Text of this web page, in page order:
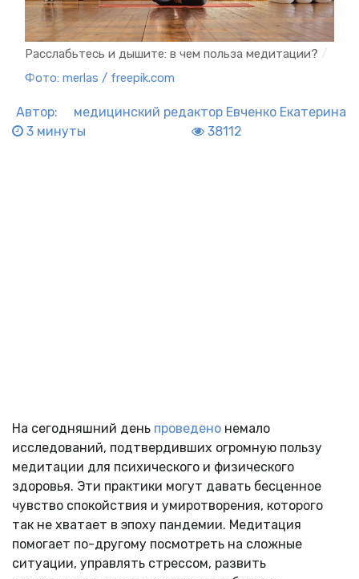
Расслабьтесь и дышите: в чем польза медитации? /
Фото: merlas / freepik.com
Автор: медицинский редактор Евченко Екатерина
3 минуты
38112
На сегодняшний день проведено немало
исследований, подтвердивших огромную пользу
медитации для психического и физического
здоровья. Эти практики могут давать бесценное
чувство спокойствия и умиротворения, которого
так не хватает в эпоху пандемии. Медитация
помогает по-другому посмотреть на сложные
ситуации, управлять стрессом, развить